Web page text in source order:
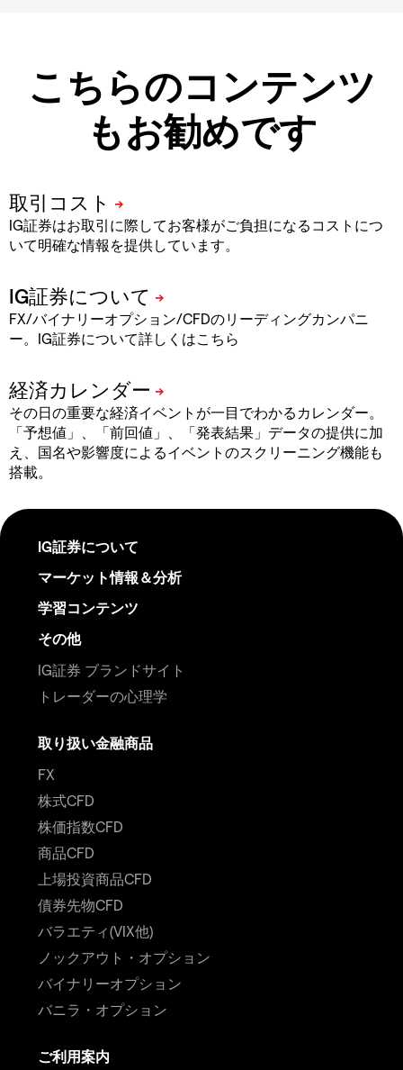
こちらのコンテンツ
もお勧めです
IG証券はお取引に際してお客様がご負担になるコストにつ
いて明確な情報を提供しています。
FX/バイナリーオプション/CFDのリーディングカンパニ
ー。IG証券について詳しくはこちら
その日の重要な経済イベントが一目でわかるカレンダー。
「予想値」、「前回値」、「発表結果」データの提供に加
え、国名や影響度によるイベントのスクリーニング機能も
搭載。
IG証券について
マーケット情報＆分析
学習コンテンツ
その他
IG証券 ブランドサイト
トレーダーの心理学
取り扱い金融商品
FX
株式CFD
株価指数CFD
商品CFD
上場投資商品CFD
債券先物CFD
バラエティ(VIX他)
ノックアウト・オプション
バイナリーオプション
バニラ・オプション
ご利用案内